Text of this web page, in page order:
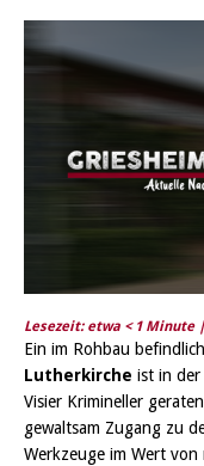
Lesezeit: etwa < 1 Minute |
Ein im Rohbau
Lutherkirche ist in
Visier Krimineller
gewaltsam Zugang zu
Werkzeuge im Wert